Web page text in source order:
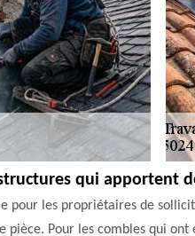
qui apportent
pour les propriétaires de
Pour les combles qui